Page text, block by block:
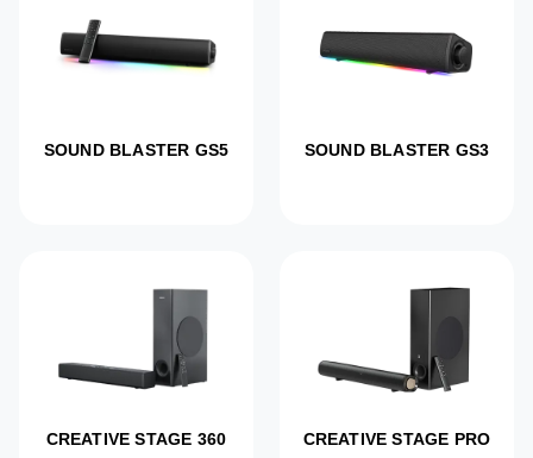
SOUND BLASTER GS5 SOUND BLASTER GS3
CREATIVE STAGE 360 CREATIVE STAGE PRO